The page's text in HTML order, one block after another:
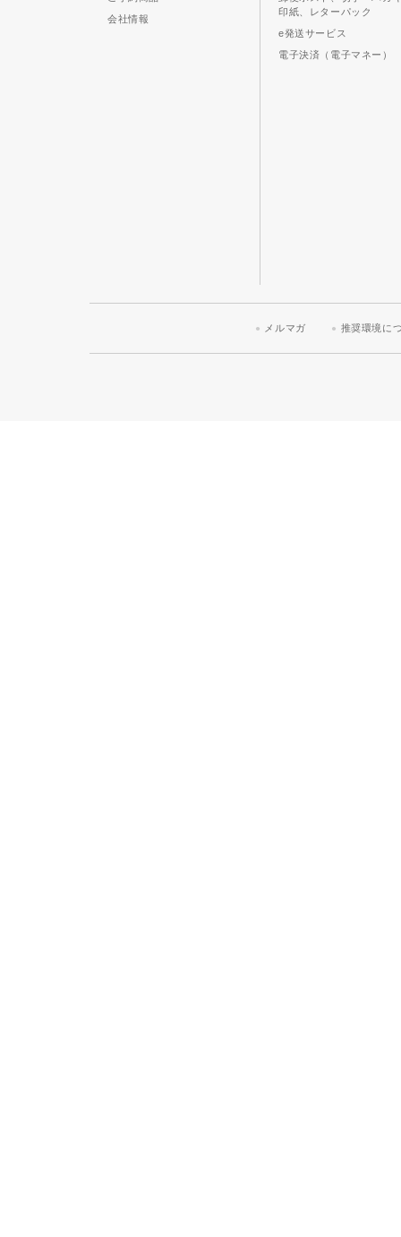
会社情報
印紙、レターパック
e発送サービス
電子決済（電子マネー）
メルマガ 推奨環境に